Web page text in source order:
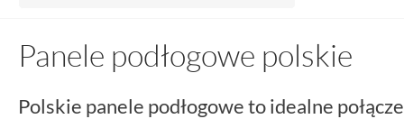
Panele podłogowe polskie
Polskie panele podłogowe to idealne